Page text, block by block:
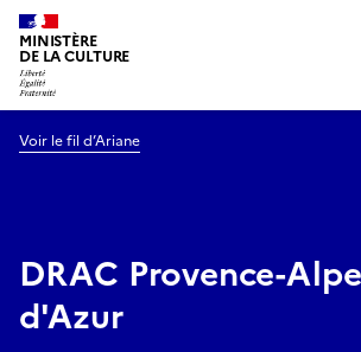
MINISTÈRE
DE LA CULTURE
Voir le fil d’Ariane
DRAC Provence-
d'Azur